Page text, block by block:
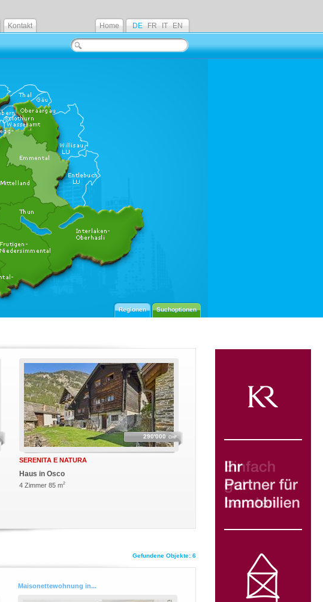
Kontakt Home DE FR IT EN
Suchoptionen
Regionen
290'000 CHF
SERENITA E NATURA
Haus in Osco
4 Zimmer 85 m2
Gefundene Objekte: 6
Maisonettewohnung in...